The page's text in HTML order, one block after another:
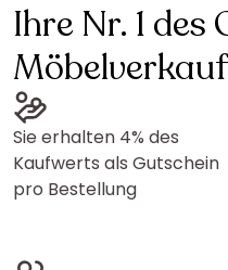
Ihre Nr. 1 des
Sie erhalten 4% des
Kaufwerts als Gutschein
pro Bestellung